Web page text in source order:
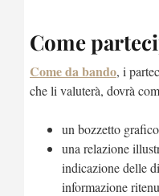
Come
Come da bando, i
che li valuterà, dovrà
un bozzetto
una relazione
indicazione delle
informazione